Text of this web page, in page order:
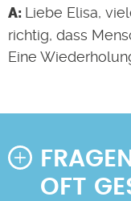
Liebe Elisa,
richtig, dass
Eine
OFT